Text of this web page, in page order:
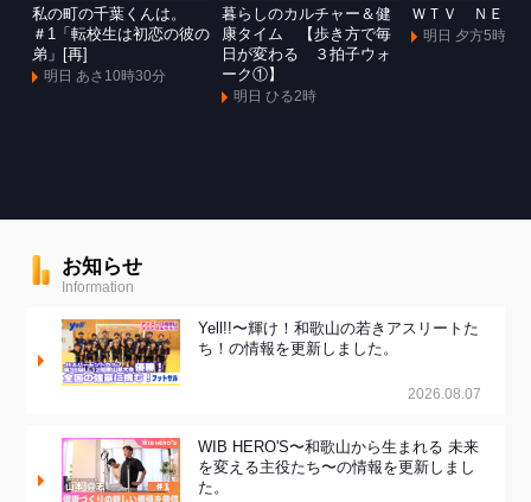
私の町の千葉くんは。
＃1「転校生は初恋の彼の
弟」[再]
明日 あさ10時30分
暮らしのカルチャー＆健
康タイム 【歩き方で毎
日が変わる ３拍子ウォ
ーク①】
明日 ひる2時
ＷＴＶ ＮＥＷ
明日 夕方5時55
お知らせ
Information
Yell!!〜輝け！和歌山の若きアスリートた
ち！の情報を更新しました。
2026.08.07
WIB HERO'S〜和歌山から生まれる 未来
を変える主役たち〜の情報を更新しまし
た。